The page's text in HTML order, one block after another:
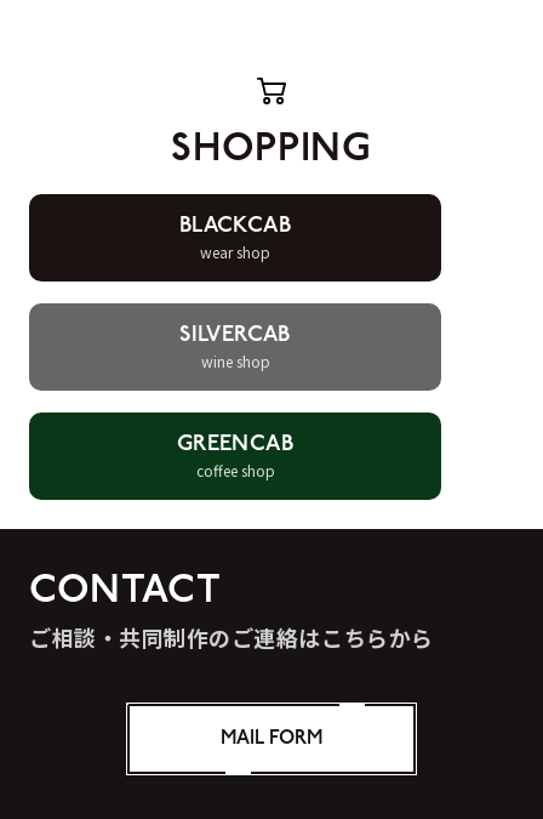
SHOPPING
BLACKCAB
wear shop
SILVERCAB
wine shop
GREENCAB
coffee shop
CONTACT
ご相談・共同制作のご連絡はこちらから
MAIL FORM